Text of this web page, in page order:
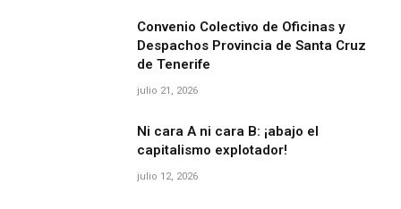
Convenio Colectivo de Oficinas y
Despachos Provincia de Santa Cruz
de Tenerife
julio 21, 2026
Ni cara A ni cara B: ¡abajo el
capitalismo explotador!
julio 12, 2026